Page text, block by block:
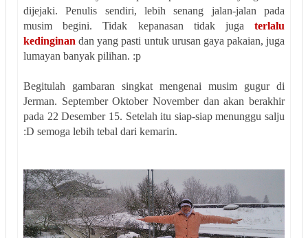
dijejaki. Penulis sendiri, lebih senang jalan-jalan pada
musim begini. Tidak kepanasan tidak juga terlalu
kedinginan dan yang pasti untuk urusan gaya pakaian, juga
lumayan banyak pilihan. :p
Begitulah gambaran singkat mengenai musim gugur di
Jerman. September Oktober November dan akan berakhir
pada 22 Desember 15. Setelah itu siap-siap menunggu salju
:D semoga lebih tebal dari kemarin.